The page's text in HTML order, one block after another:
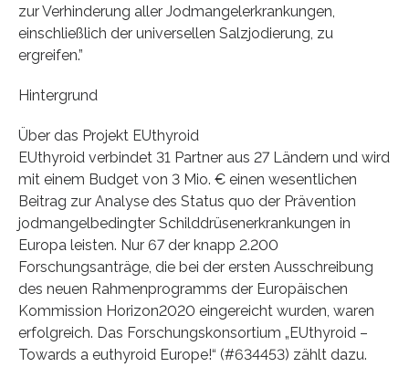
zur Verhinderung aller Jodmangelerkrankungen,
einschließlich der universellen Salzjodierung, zu
ergreifen.”
Hintergrund
Über das Projekt EUthyroid
EUthyroid verbindet 31 Partner aus 27 Ländern und wird
mit einem Budget von 3 Mio. € einen wesentlichen
Beitrag zur Analyse des Status quo der Prävention
jodmangelbedingter Schilddrüsenerkrankungen in
Europa leisten. Nur 67 der knapp 2.200
Forschungsanträge, die bei der ersten Ausschreibung
des neuen Rahmenprogramms der Europäischen
Kommission Horizon2020 eingereicht wurden, waren
erfolgreich. Das Forschungskonsortium „EUthyroid –
Towards a euthyroid Europe!“ (#634453) zählt dazu.